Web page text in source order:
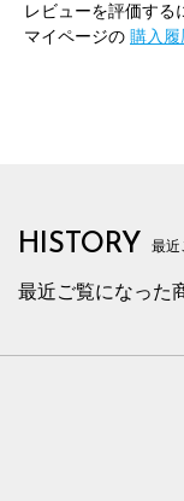
レビューを評価する
マイページの 購入履
HISTORY 最近
最近ご覧になった